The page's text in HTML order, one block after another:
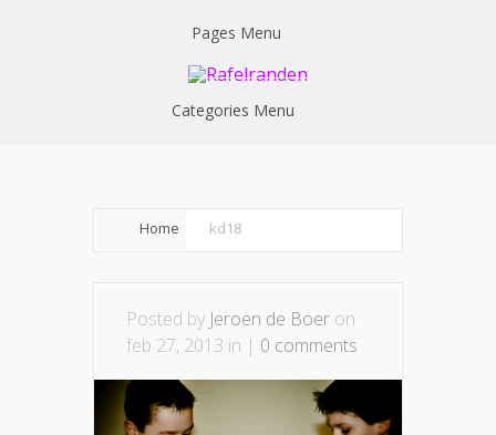
Pages Menu
Categories Menu
Home kd18
Posted by Jeroen de Boer on
feb 27, 2013 in | 0 comments